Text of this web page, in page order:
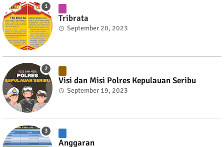
Tribrata
September 20, 2023
Visi dan Misi Polres Kepulauan Seribu
September 19, 2023
Anggaran